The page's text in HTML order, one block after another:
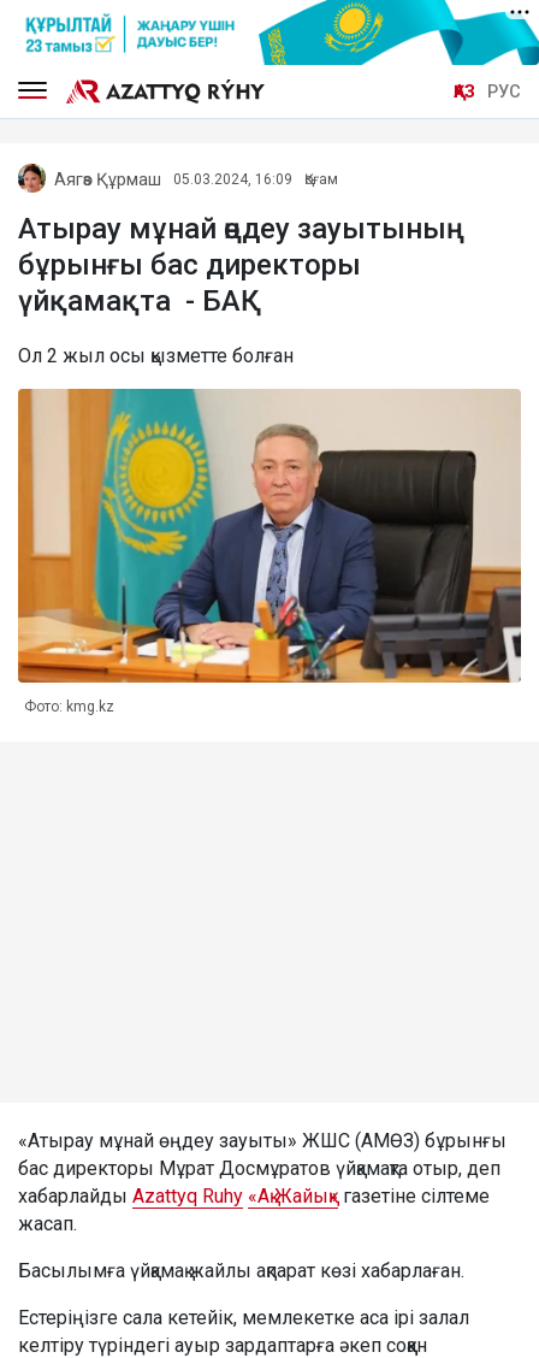
ҚАЗ РУС
Аягөз Құрмаш 05.03.2024, 16:09 Қоғам
Атырау мұнай өңдеу зауытының
бұрынғы бас директоры
үйқамақта - БАҚ
Ол 2 жыл осы қызметте болған
Фото: kmg.kz
«Атырау мұнай өңдеу зауыты» ЖШС (АМӨЗ) бұрынғы
бас директоры Мұрат Досмұратов үйқамақта отыр, деп
хабарлайды Azattyq Ruhy «Ақ Жайық»газетіне сілтеме
жасап.
Басылымға үйқамақ жайлы ақпарат көзі хабарлаған.
Естеріңізге сала кетейік, мемлекетке аса ірі залал
келтіру түріндегі ауыр зардаптарға әкеп соққан